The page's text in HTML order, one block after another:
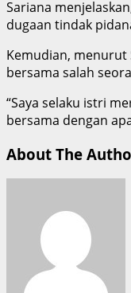
Sariana
dugaan tindak
Kemudian, menurut
bersama salah
“Saya selaku istri
bersama dengan
About The